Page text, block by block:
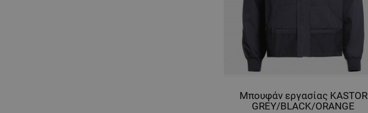
Μπουφάν εργασίας KASTOR
GREY/BLACK/ORANGE